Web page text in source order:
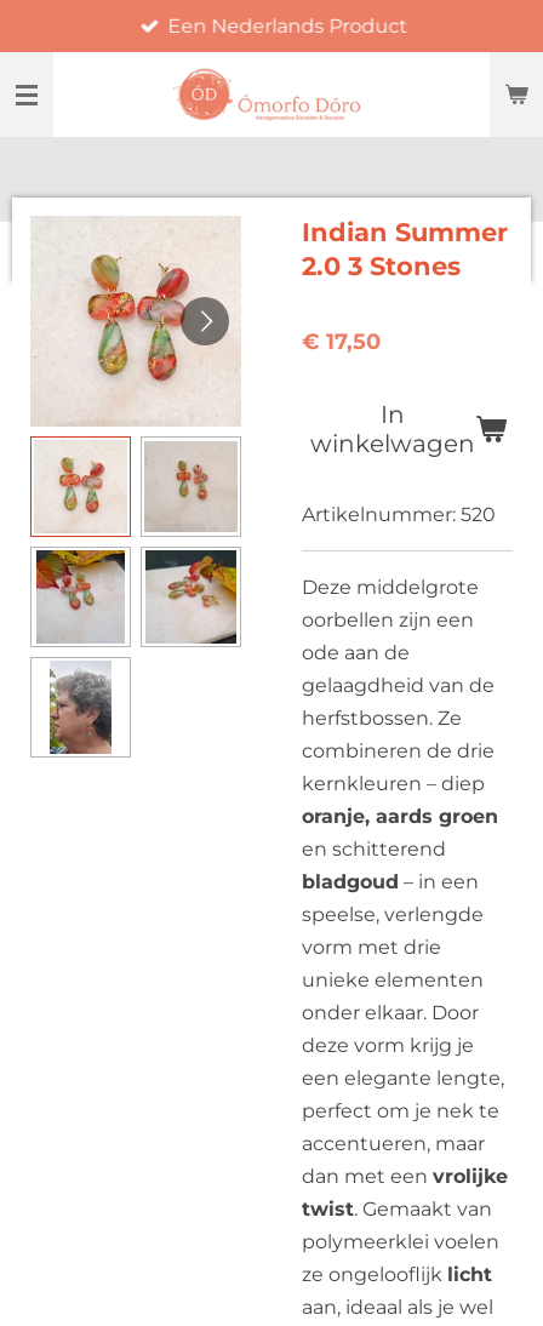
naar
Een Nederlands Product
Indian Summer
2.0 3 Stones
€ 17,50
In
winkelwagen
Artikelnummer: 520
Deze middelgrote
oorbellen zijn een
ode aan de
gelaagdheid van de
herfstbossen. Ze
combineren de drie
kernkleuren – diep
oranje, aards groen
en schitterend
bladgoud – in een
speelse, verlengde
vorm met drie
unieke elementen
onder elkaar. Door
deze vorm krijg je
een elegante lengte,
perfect om je nek te
accentueren, maar
dan met een vrolijke
twist. Gemaakt van
polymeerklei voelen
ze ongelooflijk licht
aan, ideaal als je wel